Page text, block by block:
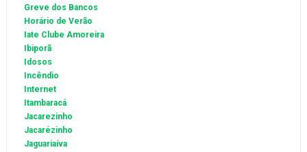
Greve dos Bancos
Horário de Verão
Iate Clube Amoreira
Ibiporã
Idosos
Incêndio
Internet
Itambaracá
Jacarezinho
Jacarézinho
Jaguariaíva